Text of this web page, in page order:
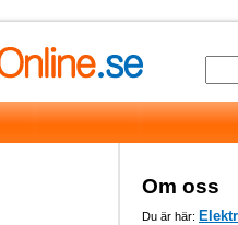
Om oss
Du är här: